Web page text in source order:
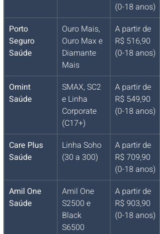
(0-18 anos)
Porto
Seguro
Saúde
Ouro Mais,
Ouro Max e
Diamante
Mais
A partir de
R$ 516,90
(0-18 anos)
Omint
Saúde
SMAX, SC2
e Linha
Corporate
(C17+)
A partir de
R$ 549,90
(0-18 anos)
Care Plus
Saúde
Linha Soho
(30 a 300)
A partir de
R$ 709,90
(0-18 anos)
Amil One
Saúde
Amil One
S2500 e
Black
S6500
A partir de
R$ 903,90
(0-18 anos)